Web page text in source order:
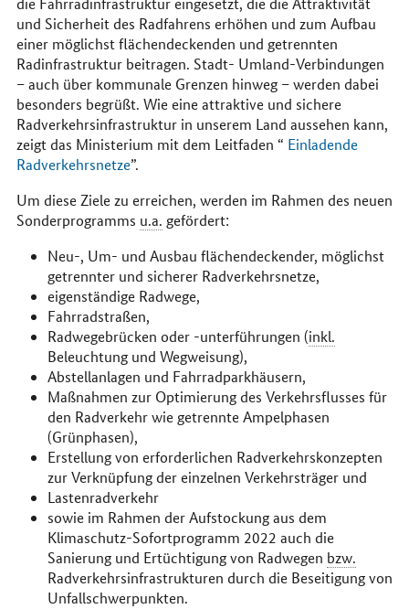
und Sicherheit des Radfahrens erhöhen und zum Aufbau
einer möglichst flächendeckenden und getrennten
Radinfrastruktur beitragen. Stadt- Umland-Verbindungen
– auch über kommunale Grenzen hinweg – werden dabei
besonders begrüßt. Wie eine attraktive und sichere
Radverkehrsinfrastruktur in unserem Land aussehen kann,
zeigt das Ministerium mit dem Leitfaden “ Einladende
Radverkehrsnetze”.
Um diese Ziele zu erreichen, werden im Rahmen des neuen
Sonderprogramms u.a. gefördert:
Neu-, Um- und Ausbau flächendeckender, möglichst
getrennter und sicherer Radverkehrsnetze,
eigenständige Radwege,
Fahrradstraßen,
Radwegebrücken oder -unterführungen (inkl.
Beleuchtung und Wegweisung),
Abstellanlagen und Fahrradparkhäusern,
Maßnahmen zur Optimierung des Verkehrsﬂusses für
den Radverkehr wie getrennte Ampelphasen
(Grünphasen),
Erstellung von erforderlichen Radverkehrskonzepten
zur Verknüpfung der einzelnen Verkehrsträger und
Lastenradverkehr
sowie im Rahmen der Aufstockung aus dem
Klimaschutz-Sofortprogramm 2022 auch die
Sanierung und Ertüchtigung von Radwegen bzw.
Radverkehrsinfrastrukturen durch die Beseitigung von
Unfallschwerpunkten.